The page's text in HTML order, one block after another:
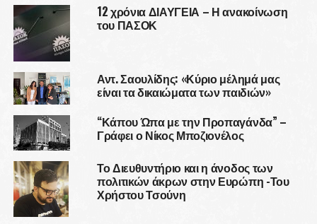
12 χρόνια ΔΙΑΥΓΕΙΑ – Η ανακοίνωση
του ΠΑΣΟΚ
Αντ. Σαουλίδης: «Κύριο μέλημά μας
είναι τα δικαιώματα των παιδιών»
“Κάπου Ώπα με την Προπαγάνδα” –
Γράφει ο Νίκος Μποζιονέλος
Το Διευθυντήριο και η άνοδος των
πολιτικών άκρων στην Ευρώπη -Του
Χρήστου Τσούνη